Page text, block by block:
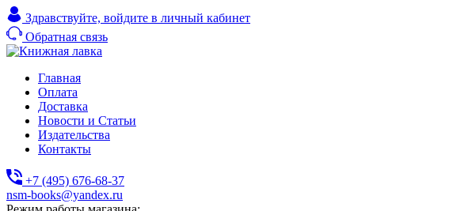
Здравствуйте, войдите в личный кабинет
Обратная связь
Главная
Оплата
Доставка
Новости и Статьи
Издательства
Контакты
+7 (495) 676-68-37
nsm-books@yandex.ru